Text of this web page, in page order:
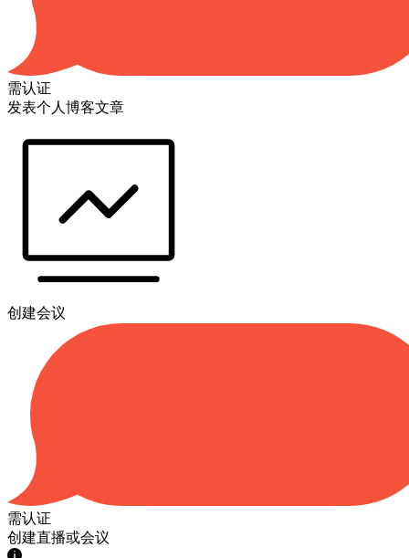
需认证
发表个人博客文章
创建会议
需认证
创建直播或会议